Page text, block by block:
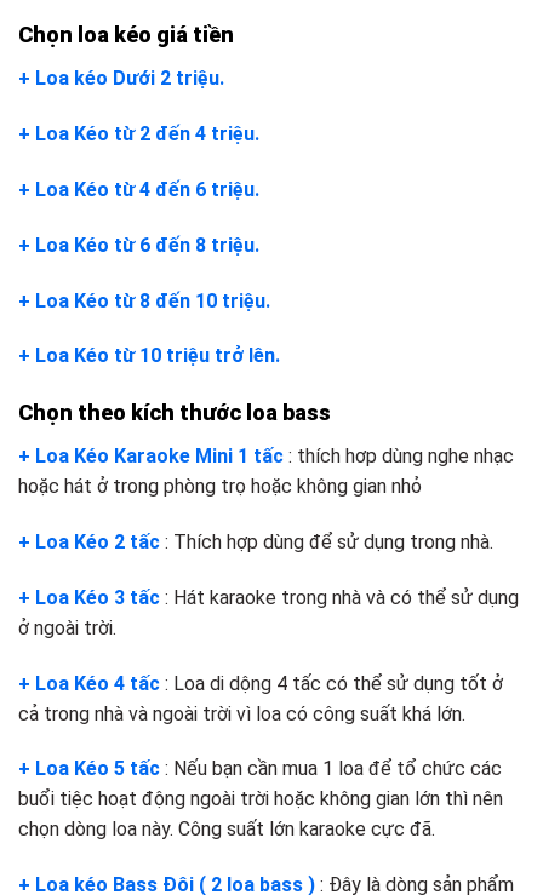
Chọn loa kéo giá tiền
+ Loa kéo Dưới 2 triệu.
+ Loa Kéo từ 2 đến 4 triệu.
+ Loa Kéo từ 4 đến 6 triệu.
+ Loa Kéo từ 6 đến 8 triệu.
+ Loa Kéo từ 8 đến 10 triệu.
+ Loa Kéo từ 10 triệu trở lên.
Chọn theo kích thước loa bass
+ Loa Kéo Karaoke Mini 1 tấc : thích hơp dùng nghe nhạc
hoặc hát ở trong phòng trọ hoặc không gian nhỏ
+ Loa Kéo 2 tấc : Thích hợp dùng để sử dụng trong nhà.
+ Loa Kéo 3 tấc : Hát karaoke trong nhà và có thể sử dụng
ở ngoài trời.
+ Loa Kéo 4 tấc : Loa di dộng 4 tấc có thể sử dụng tốt ở
cả trong nhà và ngoài trời vì loa có công suất khá lớn.
+ Loa Kéo 5 tấc : Nếu bạn cần mua 1 loa để tổ chức các
buổi tiệc hoạt động ngoài trời hoặc không gian lớn thì nên
chọn dòng loa này. Công suất lớn karaoke cực đã.
+ Loa kéo Bass Đôi ( 2 loa bass ) : Đây là dòng sản phẩm